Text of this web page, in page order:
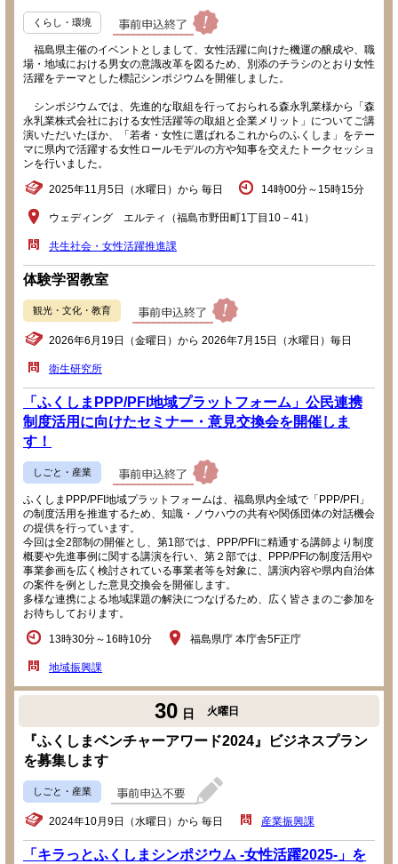
くらし・環境
福島県主催のイベントとしまして、女性活躍に向けた機運の醸成や、職
場・地域における男女の意識改革を図るため、別添のチラシのとおり女性
活躍をテーマとした標記シンポジウムを開催しました。
シンポジウムでは、先進的な取組を行っておられる森永乳業様から「森
永乳業株式会社における女性活躍等の取組と企業メリット」についてご講
演いただいたほか、「若者・女性に選ばれるこれからのふくしま」をテー
マに県内で活躍する女性ロールモデルの方や知事を交えたトークセッショ
ンを行いました。
2025年11月5日（水曜日）から 毎日 14時00分～15時15分
ウェディング エルティ（福島市野田町1丁目10－41）
共生社会・女性活躍推進課
体験学習教室
観光・文化・教育
2026年6月19日（金曜日）から 2026年7月15日（水曜日）毎日
衛生研究所
「ふくしまPPP/PFI地域プラットフォーム」公民連携
制度活用に向けたセミナー・意見交換会を開催しま
す！
しごと・産業
ふくしまPPP/PFI地域プラットフォームは、福島県内全域で「PPP/PFI」
の制度活用を推進するため、知識・ノウハウの共有や関係団体の対話機会
の提供を行っています。
今回は全2部制の開催とし、第1部では、PPP/PFIに精通する講師より制度
概要や先進事例に関する講演を行い、第２部では、PPP/PFIの制度活用や
事業参画を広く検討されている事業者等を対象に、講演内容や県内自治体
の案件を例とした意見交換会を開催します。
多様な連携による地域課題の解決につなげるため、広く皆さまのご参加を
お待ちしております。
13時30分～16時10分 福島県庁 本庁舎5F正庁
地域振興課
30 日 火曜日
『ふくしまベンチャーアワード2024』ビジネスプラン
を募集します
しごと・産業
2024年10月9日（水曜日）から 毎日 産業振興課
「キラっとふくしまシンポジウム -女性活躍2025-」を